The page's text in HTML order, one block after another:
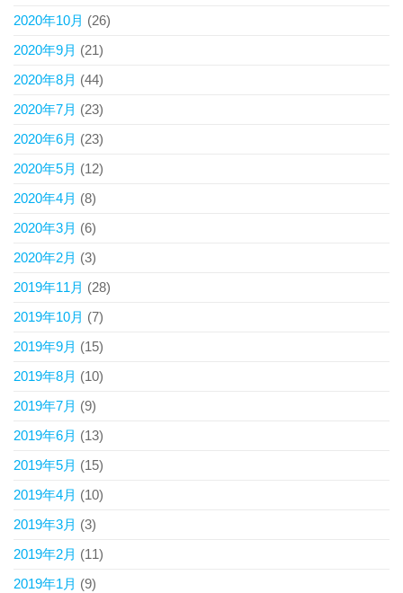
2020年10月 (26)
2020年9月 (21)
2020年8月 (44)
2020年7月 (23)
2020年6月 (23)
2020年5月 (12)
2020年4月 (8)
2020年3月 (6)
2020年2月 (3)
2019年11月 (28)
2019年10月 (7)
2019年9月 (15)
2019年8月 (10)
2019年7月 (9)
2019年6月 (13)
2019年5月 (15)
2019年4月 (10)
2019年3月 (3)
2019年2月 (11)
2019年1月 (9)